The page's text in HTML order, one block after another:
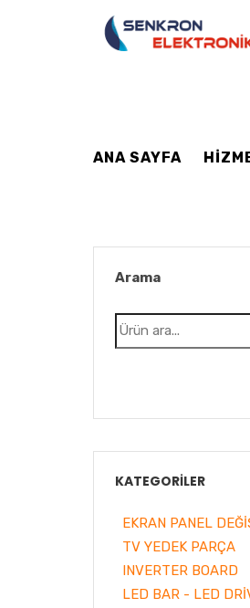
ANA SAYFA
Arama
KATEGORILER
EKRAN PANEL
TV YEDEK PARÇA
INVERTER BOARD
LED BAR - LED